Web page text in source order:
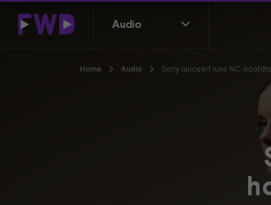
Audio
Home Audio Sony lanceert luxe NC-